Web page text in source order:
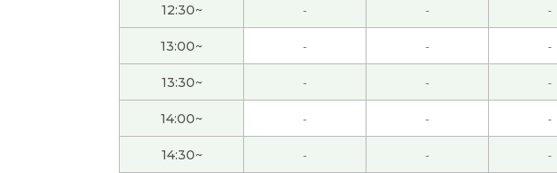
今天也谢谢教我中文！我也很开心和你聊各种各样的事情。好的，
谢谢您上课～！您说的是对，我们应该治愈自己☺️下次见！
上午上课的时候下午想出门。今天也去树很多的地方。树荫下走路比
12:30~ - - -
13:00~ - - -
13:30~ - - -
14:00~ - - -
14:30~ - - -